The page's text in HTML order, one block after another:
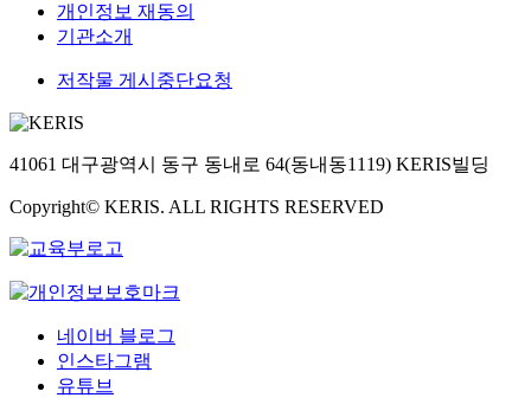
개인정보 재동의
기관소개
저작물 게시중단요청
41061 대구광역시 동구 동내로 64(동내동1119) KERIS빌딩
Copyright© KERIS. ALL RIGHTS RESERVED
네이버 블로그
인스타그램
유튜브